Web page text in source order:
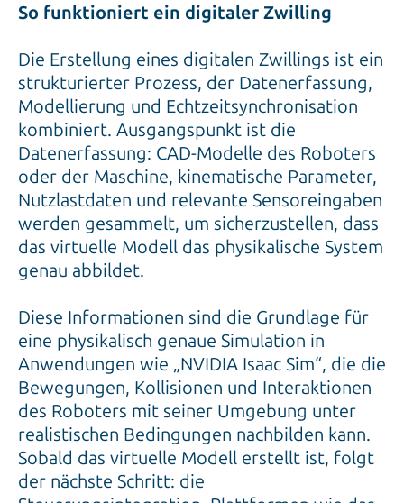
So funktioniert ein digitaler Zwilling
Die Erstellung eines digitalen Zwillings ist ein
strukturierter Prozess, der Datenerfassung,
Modellierung und Echtzeitsynchronisation
kombiniert. Ausgangspunkt ist die
Datenerfassung: CAD-Modelle des Roboters
oder der Maschine, kinematische Parameter,
Nutzlastdaten und relevante Sensoreingaben
werden gesammelt, um sicherzustellen, dass
das virtuelle Modell das physikalische System
genau abbildet.
Diese Informationen sind die Grundlage für
eine physikalisch genaue Simulation in
Anwendungen wie „NVIDIA Isaac Sim“, die die
Bewegungen, Kollisionen und Interaktionen
des Roboters mit seiner Umgebung unter
realistischen Bedingungen nachbilden kann.
Sobald das virtuelle Modell erstellt ist, folgt
der nächste Schritt: die